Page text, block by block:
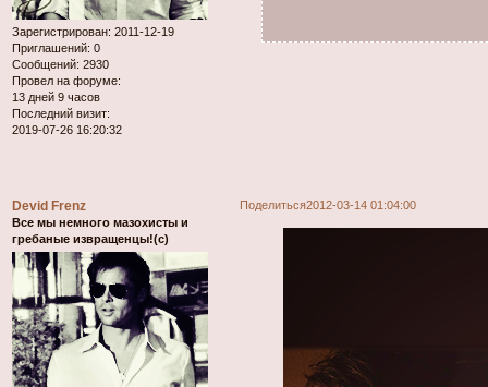
Зарегистрирован: 2011-12-19
Приглашений: 0
Сообщений: 2930
Провел на форуме:
13 дней 9 часов
Последний визит:
2019-07-26 16:20:32
Поделиться2012-03-14 01:04:00
Devid Frenz
Все мы немного мазохисты и
гребаные извращенцы!(с)